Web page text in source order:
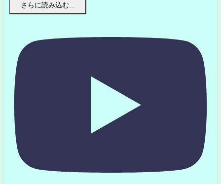
さらに読み込む...